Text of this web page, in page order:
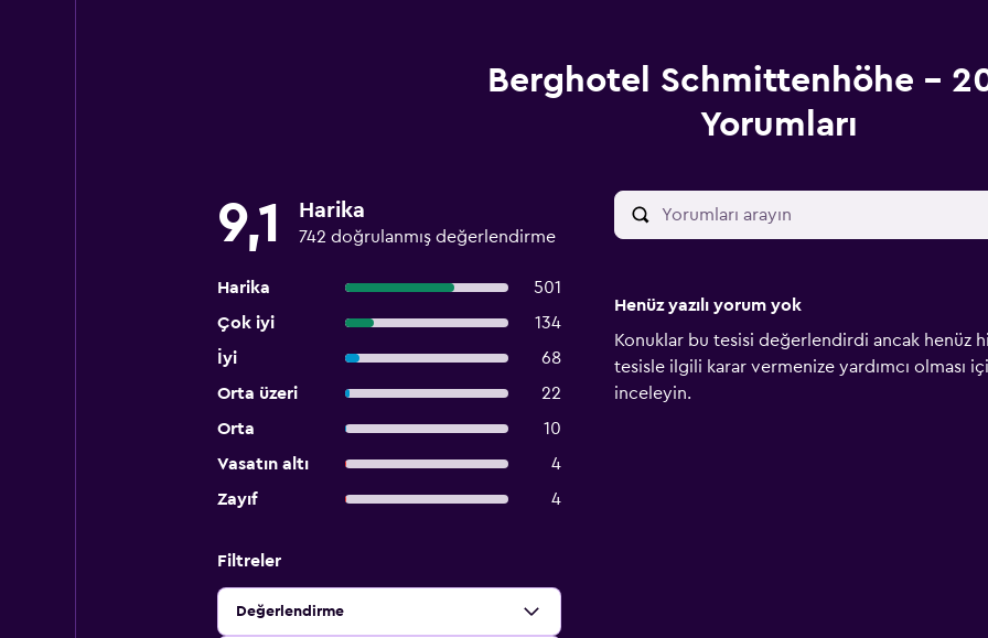
Berghotel Schmittenhöhe -
Yorumları
9,1 Harika
742 doğrulanmış değerlendirme
Harika
501
Çok iyi
134
İyi
68
Orta üzeri
22
Orta
10
Vasatın altı
4
Zayıf
4
Filtreler
Değerlendirme
Henüz yazılı yorum yok
Konuklar bu tesisi değerlendirdi ancak henüz
tesisle ilgili karar vermenize yardımcı olması
inceleyin.